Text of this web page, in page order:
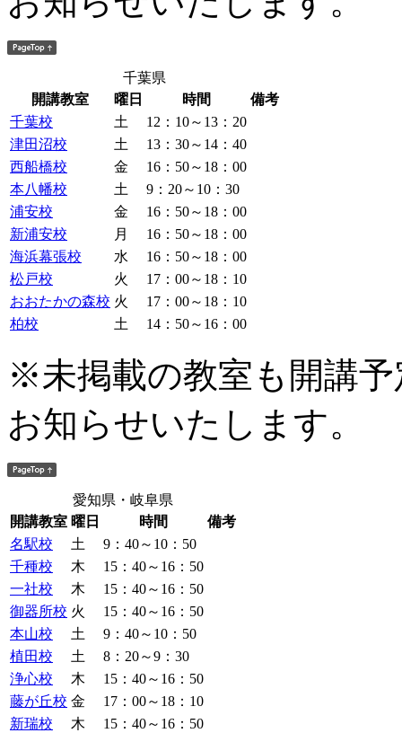
千葉県
開講教室
曜日 時間
備考
千葉校
土
12：10～13：20
津田沼校
土
13：30～14：40
西船橋校
金
16：50～18：00
本八幡校
土
9：20～10：30
浦安校
金
16：50～18：00
新浦安校
月
16：50～18：00
海浜幕張校
水
16：50～18：00
松戸校
火
17：00～18：10
おおたかの森校 火
17：00～18：10
柏校
土 14：50～16：00
※未掲載の教室も開講
お知らせいたします。
愛知県・岐阜県
開講教室 曜日 時間
備考
名駅校
土
9：40～10：50
千種校
木
15：40～16：50
一社校
木
15：40～16：50
御器所校 火
15：40～16：50
本山校
土
9：40～10：50
植田校
土
8：20～9：30
浄心校
木
15：40～16：50
藤が丘校 金
17：00～18：10
新瑞校
木
15：40～16：50